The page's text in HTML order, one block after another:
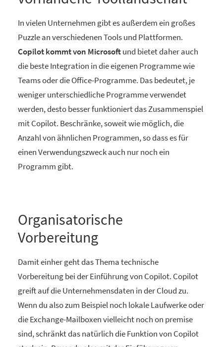
In vielen Unternehmen gibt es außerdem ein großes
Puzzle an verschiedenen Tools und Plattformen.
Copilot kommt von Microsoftund bietet daher auch
die beste Integration in die eigenen Programme wie
Teams oder die Office-Programme. Das bedeutet, je
weniger unterschiedliche Programme verwendet
werden, desto besser funktioniert das Zusammenspiel
mit Copilot. Beschränke, soweit wie möglich, die
Anzahl von ähnlichen Programmen, so dass es für
einen Verwendungszweck auch nur noch ein
Programm gibt.
Organisatorische
Vorbereitung
Damit einher geht das Thema technische
Vorbereitung bei der Einführung von Copilot. Copilot
greift auf die Unternehmensdaten in der Cloud zu.
Wenn du also zum Beispiel noch lokale Laufwerke oder
die Exchange-Mailboxen vielleicht noch on premise
sind, schränkt das natürlich die Funktion von Copilot